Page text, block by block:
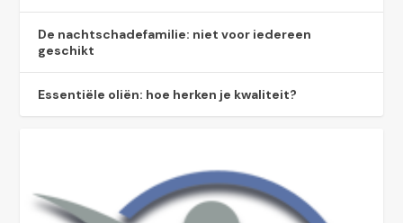
De nachtschadefamilie: niet voor iedereen
geschikt
Essentiële oliën: hoe herken je kwaliteit?